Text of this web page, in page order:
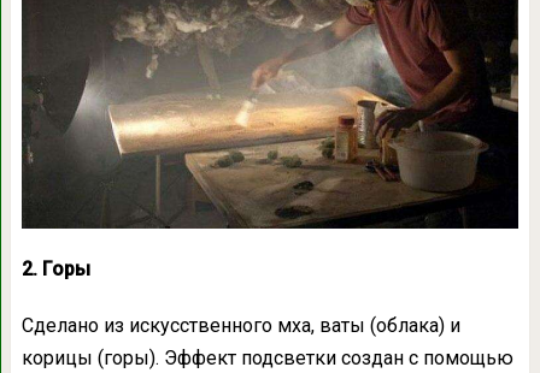
2. Горы
Сделано из искусственного мха, ваты (облака) и
корицы (горы). Эффект подсветки создан с помощью